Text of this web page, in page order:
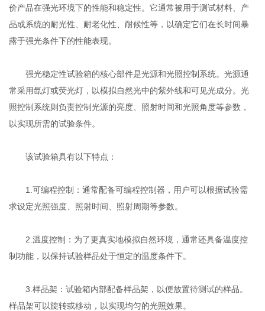
价产品在强光环境下的性能和稳定性。它通常被用于测试材料、产
品或系统的耐光性、耐老化性、耐候性等，以确定它们在长时间暴
露于强光条件下的性能表现。
强光稳定性试验箱的核心部件是光源和光照控制系统。光源通
常采用氙灯或荧光灯，以模拟自然光中的紫外线和可见光成分。光
照控制系统则负责控制光源的亮度、照射时间和光照角度等参数，
以实现所需的试验条件。
该试验箱具有以下特点：
1.可编程控制：通常配备可编程控制器，用户可以根据试验需
求设定光照强度、照射时间、照射周期等参数。
2.温度控制：为了更真实地模拟自然环境，通常还具备温度控
制功能，以保持试验样品处于恒定的温度条件下。
3.样品架：试验箱内部配备样品架，以便放置待测试的样品。
样品架可以旋转或移动，以实现均匀的光照效果。